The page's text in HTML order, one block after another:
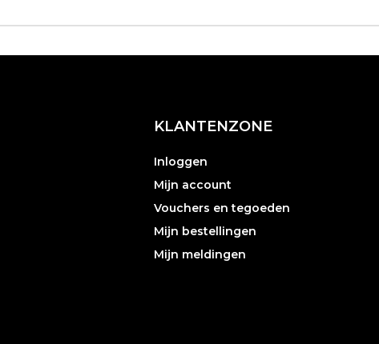
KLANTENZONE
Inloggen
Mijn account
Vouchers en tegoeden
Mijn bestellingen
Mijn meldingen